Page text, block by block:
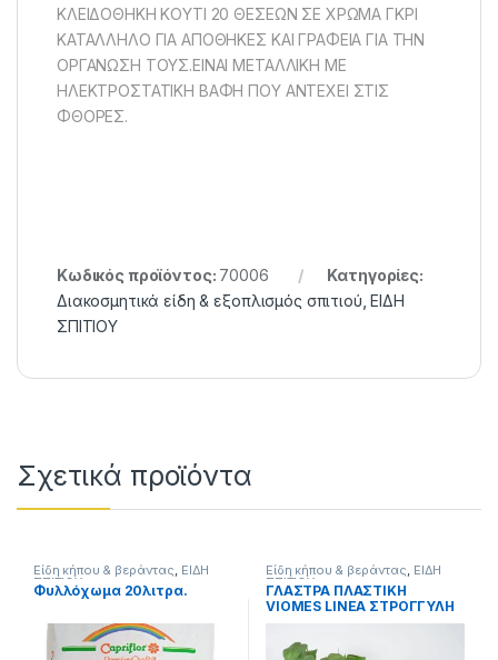
ΚΛΕΙΔΟΘΗΚΗ ΚΟΥΤΙ 20 ΘΕΣΕΩΝ ΣΕ ΧΡΩΜΑ ΓΚΡΙ
ΚΑΤΑΛΛΗΛΟ ΓΙΑ ΑΠΟΘΗΚΕΣ ΚΑΙ ΓΡΑΦΕΙΑ ΓΙΑ ΤΗΝ
ΟΡΓΑΝΩΣΗ ΤΟΥΣ.ΕΙΝΑΙ ΜΕΤΑΛΛΙΚΗ ΜΕ
ΗΛΕΚΤΡΟΣΤΑΤΙΚΗ ΒΑΦΗ ΠΟΥ ΑΝΤΕΧΕΙ ΣΤΙΣ
ΦΘΟΡΕΣ.
Κωδικός προϊόντος: 70006
Κατηγορίες:
Διακοσμητικά είδη & εξοπλισμός σπιτιού ,ΕΙΔΗ
ΣΠΙΤΙΟΥ
Σχετικά προϊόντα
Είδη κήπου & βεράντας, ΕΙΔΗ
ΣΠΙΤΙΟΥ
Φυλλόχωμα 20λιτρα.
Είδη κήπου & βεράντας, ΕΙΔΗ
ΣΠΙΤΙΟΥ
ΓΛΑΣΤΡΑ ΠΛΑΣΤΙΚΗ
VIOMES LINEA ΣΤΡΟΓΓΥΛΗ
ν.869 16cm ΕΠΙ 16cm.